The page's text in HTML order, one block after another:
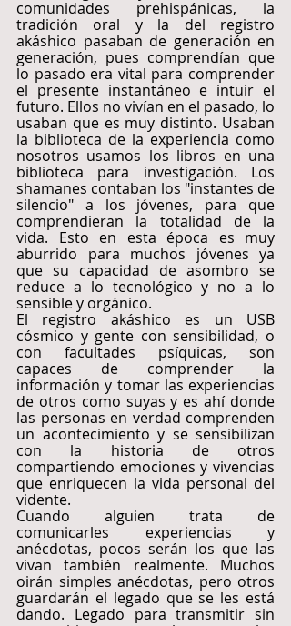
comunidades prehispánicas, la
tradición oral y la del registro
akáshico pasaban de generación en
generación, pues comprendían que
lo pasado era vital para comprender
el presente instantáneo e intuir el
futuro. Ellos no vivían en el pasado, lo
usaban que es muy distinto. Usaban
la biblioteca de la experiencia como
nosotros usamos los libros en una
biblioteca para investigación. Los
shamanes contaban los "instantes de
silencio" a los jóvenes, para que
comprendieran la totalidad de la
vida. Esto en esta época es muy
aburrido para muchos jóvenes ya
que su capacidad de asombro se
reduce a lo tecnológico y no a lo
sensible y orgánico.
El registro akáshico es un USB
cósmico y gente con sensibilidad, o
con facultades psíquicas, son
capaces de comprender la
información y tomar las experiencias
de otros como suyas y es ahí donde
las personas en verdad comprenden
un acontecimiento y se sensibilizan
con la historia de otros
compartiendo emociones y vivencias
que enriquecen la vida personal del
vidente.
Cuando alguien trata de
comunicarles experiencias y
anécdotas, pocos serán los que las
vivan también realmente. Muchos
oirán simples anécdotas, pero otros
guardarán el legado que se les está
dando. Legado para transmitir sin